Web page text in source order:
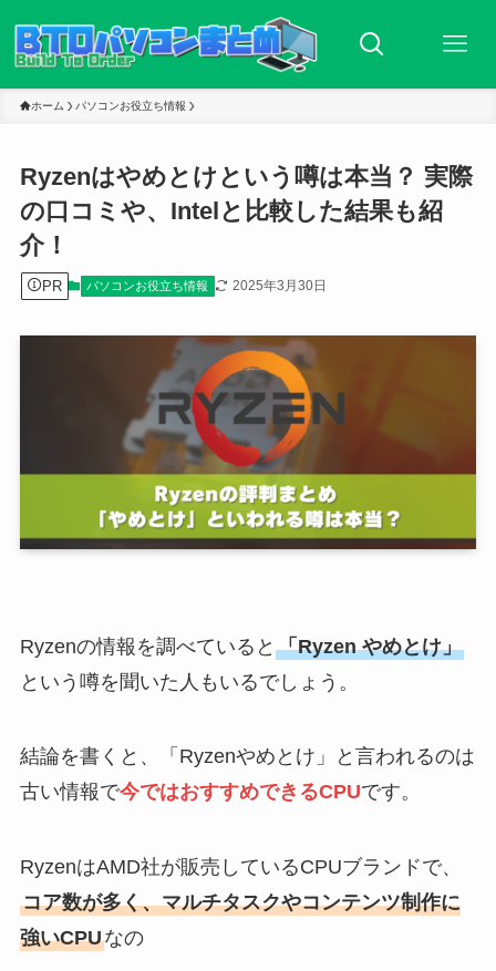
ホーム パソコンお役立ち情報
Ryzenはやめとけという噂は本当？ 実際
の口コミや、Intelと比較した結果も紹
介！
PR パソコンお役立ち情報 2025年3月30日
Ryzenの情報を調べていると 「Ryzen やめとけ」
という噂を聞いた人もいるでしょう。
結論を書くと、「Ryzenやめとけ」と言われるのは
古い情報で今ではおすすめできるCPUです。
RyzenはAMD社が販売しているCPUブランドで、
コア数が多く、マルチタスクやコンテンツ制作に
強いCPUなの